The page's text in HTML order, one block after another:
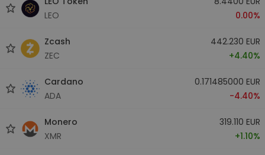
LEO
0.00%
Zcash
ZEC
442.230 EUR
+4.40%
Cardano
ADA
0.171485000 EUR
-4.40%
Monero
XMR
319.110 EUR
+1.10%